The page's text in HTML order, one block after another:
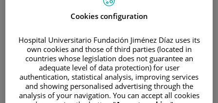
INFORMACIÓN Y SOPORTE AL PACIENTE
ÁREA DE CÁNCER DE CABEZA Y CUELLO
/CABEZA Y CUELLO/TRATAMIENTO
Tratamiento
Cookies configuration
Hospital Universitario Fundación Jiménez Díaz uses its
own cookies and those of third parties (located in
countries whose legislation does not guarantee an
adequate level of data protection) for user
authentication, statistical analysis, improving services
and showing personalised advertising through the
analysis of your navigation. You can accept all cookies